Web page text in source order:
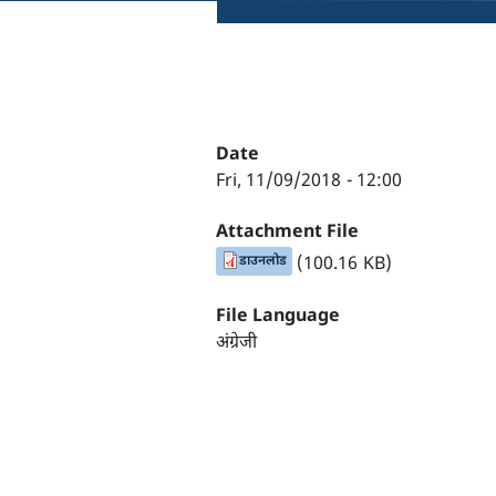
Date
Fri, 11/09/2018 - 12:00
Attachment File
डाउनलोड (100.16 KB)
File Language
अंग्रेजी